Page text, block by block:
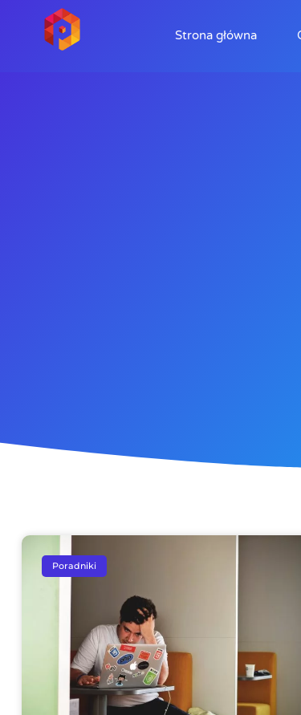
Strona główna
Poradniki